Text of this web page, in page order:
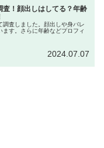
査！顔出しはしてる？年齢
調査しました。顔出しや身バレ
ます。さらに年齢などプロフィ
2024.07.07